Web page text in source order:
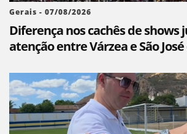
Gerais - 07/08/2026
Diferença nos cachês de shows
atenção entre Várzea e São